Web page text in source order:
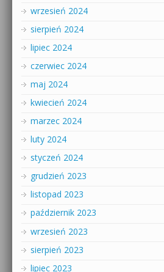
wrzesień 2024
sierpień 2024
lipiec 2024
czerwiec 2024
maj 2024
kwiecień 2024
marzec 2024
luty 2024
styczeń 2024
grudzień 2023
listopad 2023
październik 2023
wrzesień 2023
sierpień 2023
lipiec 2023